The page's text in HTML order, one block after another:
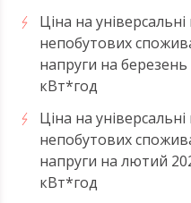
Ціна на
непобутових
напруги на
кВт*год
Ціна на
непобутових
напруги на лютий
кВт*год